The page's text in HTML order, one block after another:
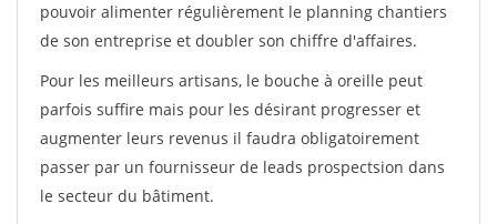
pouvoir alimenter régulièrement le planning chantiers
de son entreprise et doubler son chiffre d'affaires.
Pour les meilleurs artisans, le bouche à oreille peut
parfois suffire mais pour les désirant progresser et
augmenter leurs revenus il faudra obligatoirement
passer par un fournisseur de leads prospectsion dans
le secteur du bâtiment.